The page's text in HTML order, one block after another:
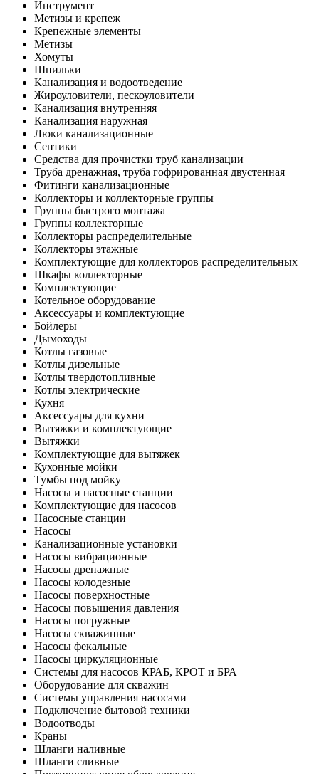
Инструмент
Метизы и крепеж
Крепежные элементы
Метизы
Хомуты
Шпильки
Канализация и водоотведение
Жироуловители, пескоуловители
Канализация внутренняя
Канализация наружная
Люки канализационные
Септики
Средства для прочистки труб канализации
Труба дренажная, труба гофрированная двустенная
Фитинги канализационные
Коллекторы и коллекторные группы
Группы быстрого монтажа
Группы коллекторные
Коллекторы распределительные
Коллекторы этажные
Комплектующие для коллекторов распределительных
Шкафы коллекторные
Комплектующие
Котельное оборудование
Аксессуары и комплектующие
Бойлеры
Дымоходы
Котлы газовые
Котлы дизельные
Котлы твердотопливные
Котлы электрические
Кухня
Аксессуары для кухни
Вытяжки и комплектующие
Вытяжки
Комплектующие для вытяжек
Кухонные мойки
Тумбы под мойку
Насосы и насосные станции
Комплектующие для насосов
Насосные станции
Насосы
Канализационные установки
Насосы вибрационные
Насосы дренажные
Насосы колодезные
Насосы поверхностные
Насосы повышения давления
Насосы погружные
Насосы скважинные
Насосы фекальные
Насосы циркуляционные
Системы для насосов КРАБ, КРОТ и БРА
Оборудование для скважин
Системы управления насосами
Подключение бытовой техники
Водоотводы
Краны
Шланги наливные
Шланги сливные